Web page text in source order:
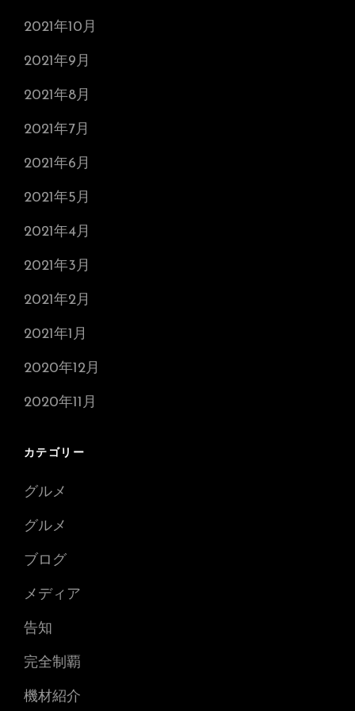
2021年10月
2021年9月
2021年8月
2021年7月
2021年6月
2021年5月
2021年4月
2021年3月
2021年2月
2021年1月
2020年12月
2020年11月
カテゴリー
グルメ
グルメ
ブログ
メディア
告知
完全制覇
機材紹介